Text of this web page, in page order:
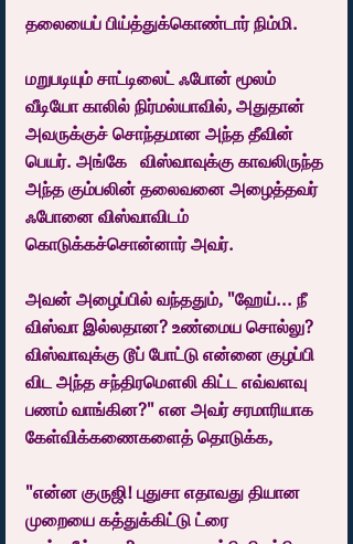
தலையைப் பிய்த்துக்கொண்டார் நிம்மி.
மறுபடியும் சாட்டிலைட் ஃபோன் மூலம்
வீடியோ காலில் நிர்மல்யாவில், அதுதான்
அவருக்குச் சொந்தமான அந்த தீவின்
பெயர். அங்கே   விஸ்வாவுக்கு காவலிருந்த
அந்த கும்பலின் தலைவனை அழைத்தவர்
ஃபோனை விஸ்வாவிடம்
கொடுக்கச்சொன்னார் அவர்.
அவன் அழைப்பில் வந்ததும், "ஹேய்... நீ
விஸ்வா இல்லதான? உண்மைய சொல்லு?
விஸ்வாவுக்கு டூப் போட்டு என்னை குழப்பி
விட அந்த சந்திரமௌலி கிட்ட எவ்வளவு
பணம் வாங்கின?" என அவர் சரமாரியாக
கேள்விக்கணைகளைத் தொடுக்க,
"என்ன குருஜி! புதுசா எதாவது தியான
முறையை கத்துக்கிட்டு ட்ரை